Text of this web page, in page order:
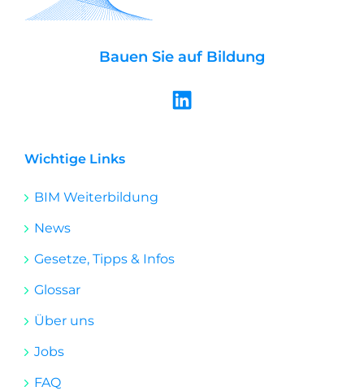
Bauen Sie auf Bildung
L
Wichtige Links
BIM Weiterbildung
News
Gesetze, Tipps & Infos
Glossar
Über uns
Jobs
FAQ